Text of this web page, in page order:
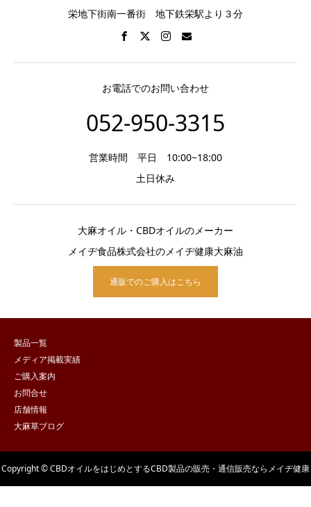
栄地下街南一番街 地下鉄栄駅より３分
お電話でのお問い合わせ
052-950-3315
営業時間 平日 10:00~18:00
土日休み
大麻オイル・CBDオイルのメーカー
メイヂ食品株式会社のメイヂ健康大麻油
通販でのご購入はこちら
製品一覧
メディア掲載実績
ご購入案内
お問合せ
店舗情報
大麻草ブログ
Copyright © CBDオイルをはじめとするCBD製品の販売・通信販売ならメイヂ健康